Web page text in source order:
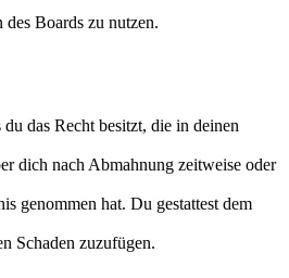
Boards zu nutzen.
das Recht besitzt, die in deinen
dich nach Abmahnung zeitweise oder
genommen hat. Du gestattest dem
Schaden zuzufügen.